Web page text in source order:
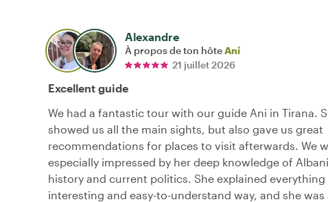
Alexandre
À propos de ton hôteAni
21 juillet 2026
Excellent guide
We had a fantastic tour with our guide Ani in Tirana.
showed us all the main sights, but also gave us great
recommendations for places to visit afterwards. We
especially impressed by her deep knowledge of
history and current politics. She explained everything
interesting and easy-to-understand way, and she was